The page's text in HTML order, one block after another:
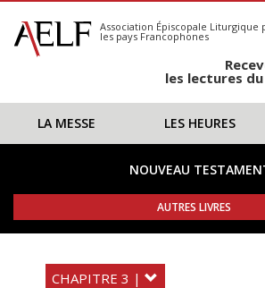
S'abonner
Calendrier
Association Épiscopale Liturgique
les pays Francophones
les lectures
LA MESSE LES HEURES
NOUVEAU
AUTRES LIVRES
CHAPITRE 3 |